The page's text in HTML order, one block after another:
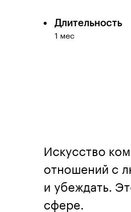
Длительность
1 мес
Искусство
отношений с
и убеждать.
сфере.